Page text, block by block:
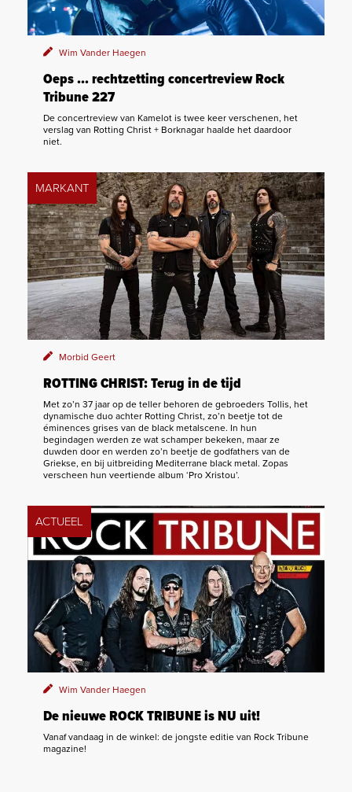
Wim Vander Haegen
Oeps … rechtzetting concertreview Rock
Tribune 227
De concertreview van Kamelot is twee keer verschenen, het
verslag van Rotting Christ + Borknagar haalde het daardoor
niet.
MARKANT
Morbid Geert
ROTTING CHRIST: Terug in de tijd
Met zo’n 37 jaar op de teller behoren de gebroeders Tollis, het
dynamische duo achter Rotting Christ, zo’n beetje tot de
éminences grises van de black metalscene. In hun
begindagen werden ze wat schamper bekeken, maar ze
duwden door en werden zo’n beetje de godfathers van de
Griekse, en bij uitbreiding Mediterrane black metal. Zopas
verscheen hun veertiende album ‘Pro Xristou’.
ACTUEEL
Wim Vander Haegen
De nieuwe ROCK TRIBUNE is NU uit!
Vanaf vandaag in de winkel: de jongste editie van Rock Tribune
magazine!